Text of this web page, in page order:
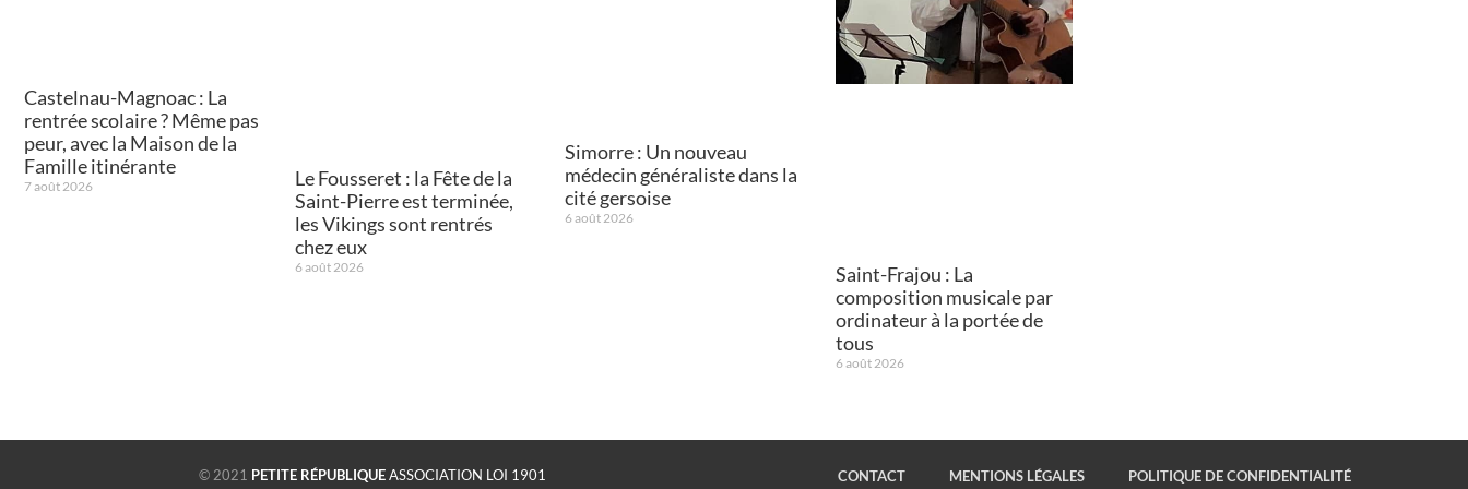
Castelnau-Magnoac : La
rentrée scolaire ? Même pas
peur, avec la Maison de la
Famille itinérante
7 août 2026
Le Fousseret : la Fête de la
Saint-Pierre est terminée,
les Vikings sont rentrés
chez eux
6 août 2026
Simorre : Un nouveau
médecin généraliste dans la
cité gersoise
6 août 2026
Saint-Frajou : La
composition musicale par
ordinateur à la portée de
tous
6 août 2026
© 2021 PETITE RÉPUBLIQUEASSOCIATION LOI 1901 CONTACT MENTIONS LÉGALES POLITIQUE DE CONFIDENTIALITÉ